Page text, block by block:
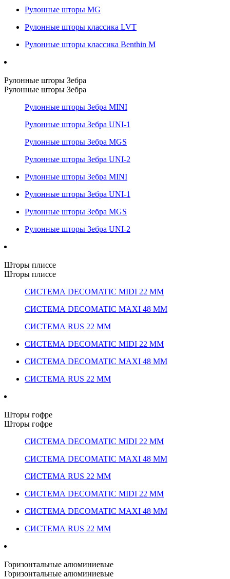
Рулонные шторы MG
Рулонные шторы классика LVT
Рулонные шторы классика Benthin M
Рулонные шторы Зебра
Рулонные шторы Зебра
Рулонные шторы Зебра MINI
Рулонные шторы Зебра UNI-1
Рулонные шторы Зебра MGS
Рулонные шторы Зебра UNI-2
Рулонные шторы Зебра MINI
Рулонные шторы Зебра UNI-1
Рулонные шторы Зебра MGS
Рулонные шторы Зебра UNI-2
Шторы плиссе
Шторы плиссе
СИСТЕМА DECOMATIC MIDI 22 ММ
СИСТЕМА DECOMATIC MAXI 48 ММ
СИСТЕМА RUS 22 ММ
СИСТЕМА DECOMATIC MIDI 22 ММ
СИСТЕМА DECOMATIC MAXI 48 ММ
СИСТЕМА RUS 22 ММ
Шторы гофре
Шторы гофре
СИСТЕМА DECOMATIC MIDI 22 ММ
СИСТЕМА DECOMATIC MAXI 48 ММ
СИСТЕМА RUS 22 ММ
СИСТЕМА DECOMATIC MIDI 22 ММ
СИСТЕМА DECOMATIC MAXI 48 ММ
СИСТЕМА RUS 22 ММ
Горизонтальные алюминиевые
Горизонтальные алюминиевые